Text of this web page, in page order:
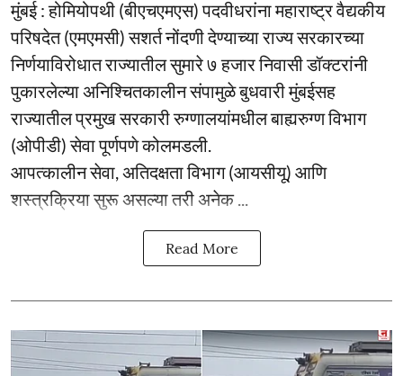
मुंबई : होमियोपथी (बीएचएमएस) पदवीधरांना महाराष्ट्र वैद्यकीय
परिषदेत (एमएमसी) सशर्त नोंदणी देण्याच्या राज्य सरकारच्या
निर्णयाविरोधात राज्यातील सुमारे ७ हजार निवासी डॉक्टरांनी
पुकारलेल्या अनिश्चितकालीन संपामुळे बुधवारी मुंबईसह
राज्यातील प्रमुख सरकारी रुग्णालयांमधील बाह्यरुग्ण विभाग
(ओपीडी) सेवा पूर्णपणे कोलमडली.
आपत्कालीन सेवा, अतिदक्षता विभाग (आयसीयू) आणि
शस्त्रक्रिया सुरू असल्या तरी अनेक ...
Read More